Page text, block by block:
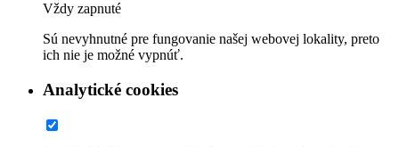
Vždy zapnuté
Sú nevyhnutné pre fungovanie našej webovej lokality, preto
ich nie je možné vypnúť.
Analytické cookies